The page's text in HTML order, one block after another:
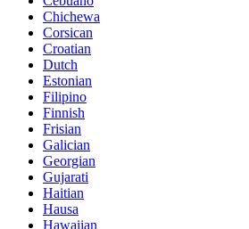
Chichewa
Corsican
Croatian
Dutch
Estonian
Filipino
Finnish
Frisian
Galician
Georgian
Gujarati
Haitian
Hausa
Hawaiian